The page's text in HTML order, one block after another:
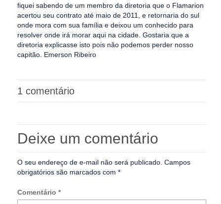
fiquei sabendo de um membro da diretoria que o Flamarion
acertou seu contrato até maio de 2011, e retornaria do sul
onde mora com sua família e deixou um conhecido para
resolver onde irá morar aqui na cidade. Gostaria que a
diretoria explicasse isto pois não podemos perder nosso
capitão. Emerson Ribeiro
1 comentário
Deixe um comentário
O seu endereço de e-mail não será publicado. Campos
obrigatórios são marcados com *
Comentário *